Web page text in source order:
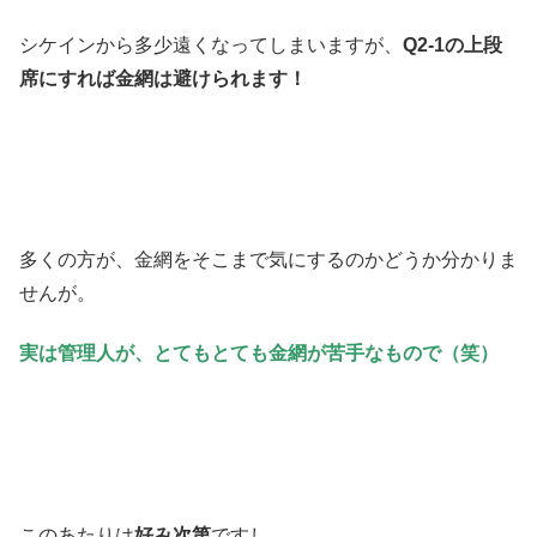
シケインから多少遠くなってしまいますが、 Q2-1の上段
席にすれば金網は避けられます！
多くの方が、金網をそこまで気にするのかどうか分かりま
せんが。
実は管理人が、とてもとても金網が苦手なもので（笑）